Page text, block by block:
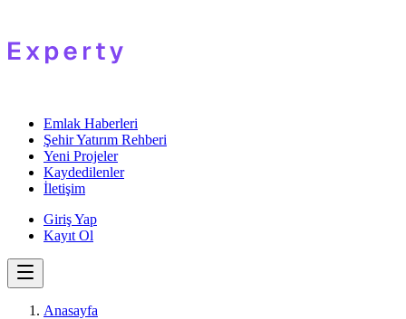
Emlak Haberleri
Şehir Yatırım Rehberi
Yeni Projeler
Kaydedilenler
İletişim
Giriş Yap
Kayıt Ol
Anasayfa